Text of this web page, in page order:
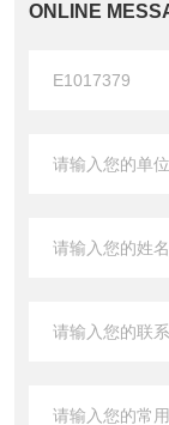
ONLINE